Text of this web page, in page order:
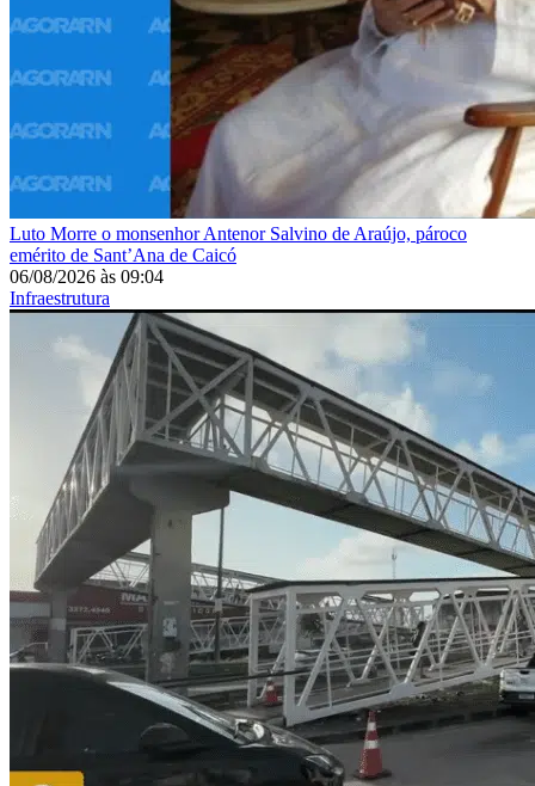
Luto Morre o monsenhor Antenor Salvino de Araújo, pároco
emérito de Sant’Ana de Caicó
06/08/2026 às 09:04
Infraestrutura